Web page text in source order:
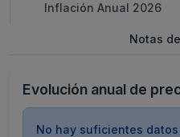
Inflación Anual 2026
Notas
Evolución anual de
No hay suficientes